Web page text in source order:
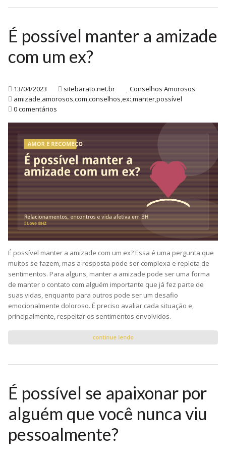
É possível manter a amizade
com um ex?
13/04/2023 sitebarato.net.br
Conselhos Amorosos
amizade,amorosos,com,conselhos,ex:,manter,possível
0 comentários
É possível manter a amizade com um ex? Essa é uma pergunta que
muitos se fazem, mas a resposta pode ser complexa e repleta de
sentimentos. Para alguns, manter a amizade pode ser uma forma
de manter o contato com alguém importante que já fez parte de
suas vidas, enquanto para outros pode ser um desafio
emocionalmente doloroso. É preciso avaliar cada situação e,
principalmente, respeitar os sentimentos envolvidos.
continue lendo
É possível se apaixonar por
alguém que você nunca viu
pessoalmente?